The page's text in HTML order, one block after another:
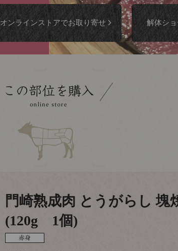
オンラインストアでお取り寄せ 解体シ
門崎熟成肉 とうがらし 塊
(120g 1個)